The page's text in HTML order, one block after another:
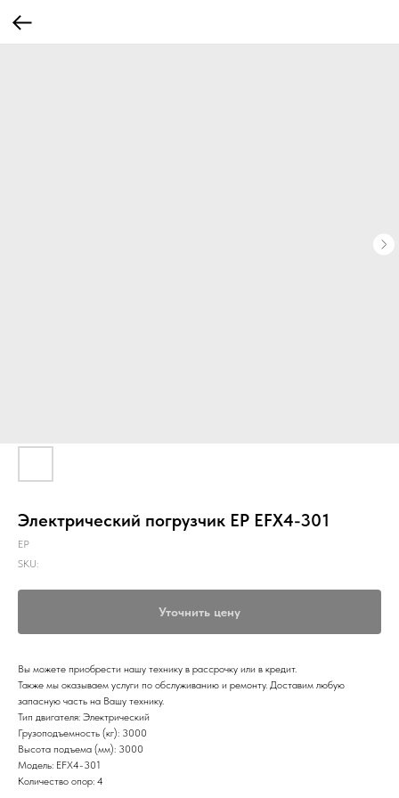
Электрический погрузчик EP EFX4-301
EP
SKU:
Уточнить цену
Вы можете приобрести нашу технику в рассрочку или в кредит.
Также мы оказываем услуги по обслуживанию и ремонту. Доставим любую
запасную часть на Вашу технику.
Тип двигателя: Электрический
Грузоподъемность (кг): 3000
Высота подъема (мм): 3000
Модель: EFX4-301
Количество опор: 4